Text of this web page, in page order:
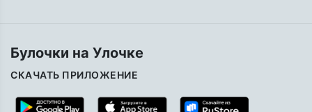
Булочки на Улочке
СКАЧАТЬ ПРИЛОЖЕНИЕ